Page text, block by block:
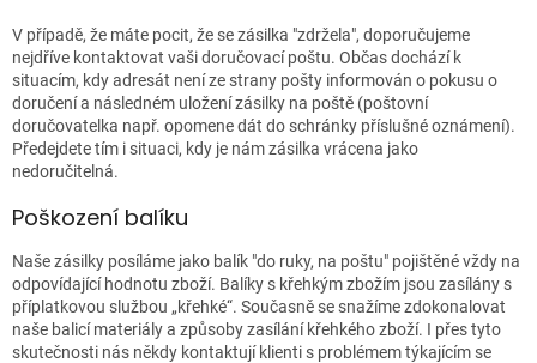
V případě, že máte pocit, že se zásilka "zdržela", doporučujeme
nejdříve kontaktovat vaši doručovací poštu. Občas dochází k
situacím, kdy adresát není ze strany pošty informován o pokusu o
doručení a následném uložení zásilky na poště (poštovní
doručovatelka např. opomene dát do schránky příslušné oznámení).
Předejdete tím i situaci, kdy je nám zásilka vrácena jako
nedoručitelná.
Poškození balíku
Naše zásilky posíláme jako balík "do ruky, na poštu" pojištěné vždy na
odpovídající hodnotu zboží. Balíky s křehkým zbožím jsou zasílány s
příplatkovou službou „křehké“. Současně se snažíme zdokonalovat
naše balicí materiály a způsoby zasílání křehkého zboží. I přes tyto
skutečnosti nás někdy kontaktují klienti s problémem týkajícím se